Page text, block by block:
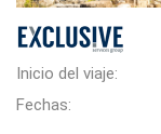
Inicio del viaje:
Fechas: